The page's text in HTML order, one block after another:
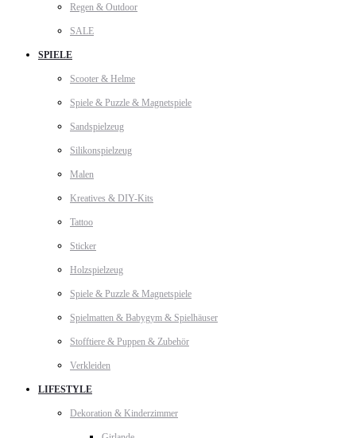
Regen & Outdoor
SALE
SPIELE
Scooter & Helme
Spiele & Puzzle & Magnetspiele
Sandspielzeug
Silikonspielzeug
Malen
Kreatives & DIY-Kits
Tattoo
Sticker
Holzspielzeug
Spiele & Puzzle & Magnetspiele
Spielmatten & Babygym & Spielhäuser
Stofftiere & Puppen & Zubehör
Verkleiden
LIFESTYLE
Dekoration & Kinderzimmer